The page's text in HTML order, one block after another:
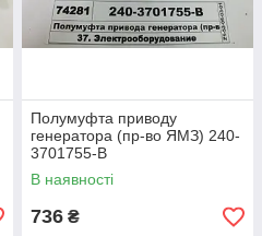
Полумуфта приводу
генератора (пр-во ЯМЗ) 240-
3701755-В
В наявності
736 ₴